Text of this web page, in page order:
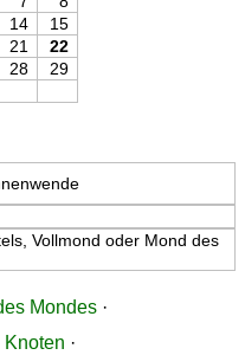
14
15
21
22
28
29
Vollmond oder Mond des
Mondes ·
Knoten ·